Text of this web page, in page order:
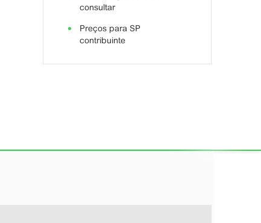
consultar
Preços para SP
contribuinte